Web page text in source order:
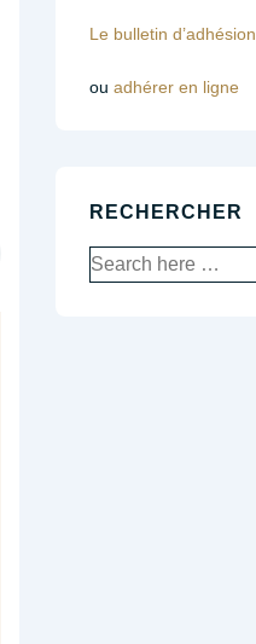
Le bulletin d’adhésion
ou adhérer en ligne
RECHERCHER
Recherche
pour: